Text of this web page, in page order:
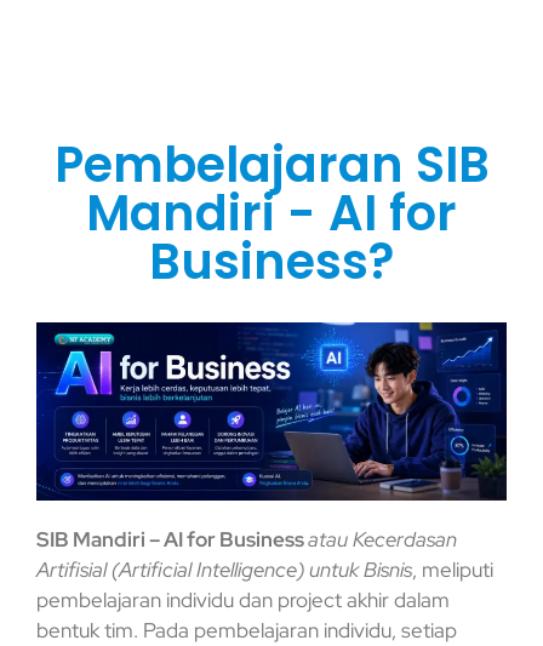
Pembelajaran SIB
Mandiri - AI for
Business?
SIB Mandiri – AI for Businessatau Kecerdasan
Artifisial (Artificial Intelligence) untuk Bisnis, meliputi
pembelajaran individu dan project akhir dalam
bentuk tim. Pada pembelajaran individu, setiap